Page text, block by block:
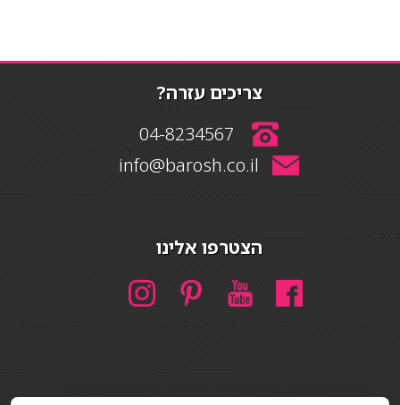
צריכים עזרה?
04-8234567
info@barosh.co.il
הצטרפו אלינו